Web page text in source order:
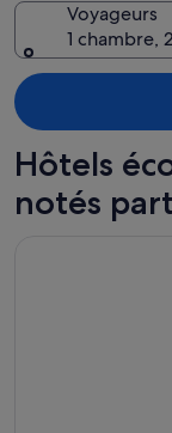
Voyageurs
1 chambre,
Hôtels
notés